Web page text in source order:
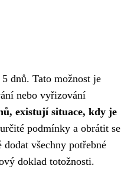
dnů. Tato možnost je
nebo vyřizování
existují situace, kdy je
podmínky a obrátit se
všechny potřebné
doklad totožnosti.